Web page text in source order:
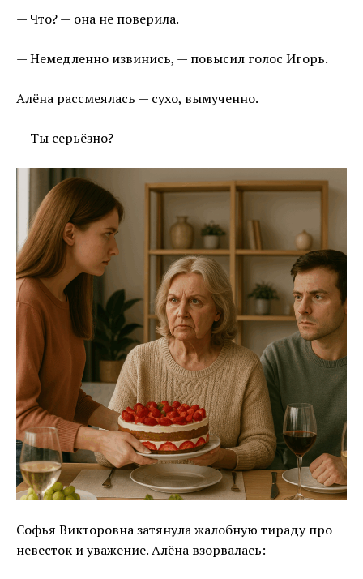
— Что? — она не поверила.
— Немедленно извинись, — повысил голос Игорь.
Алёна рассмеялась — сухо, вымученно.
— Ты серьёзно?
Софья Викторовна затянула жалобную тираду про
невесток и уважение. Алёна взорвалась: